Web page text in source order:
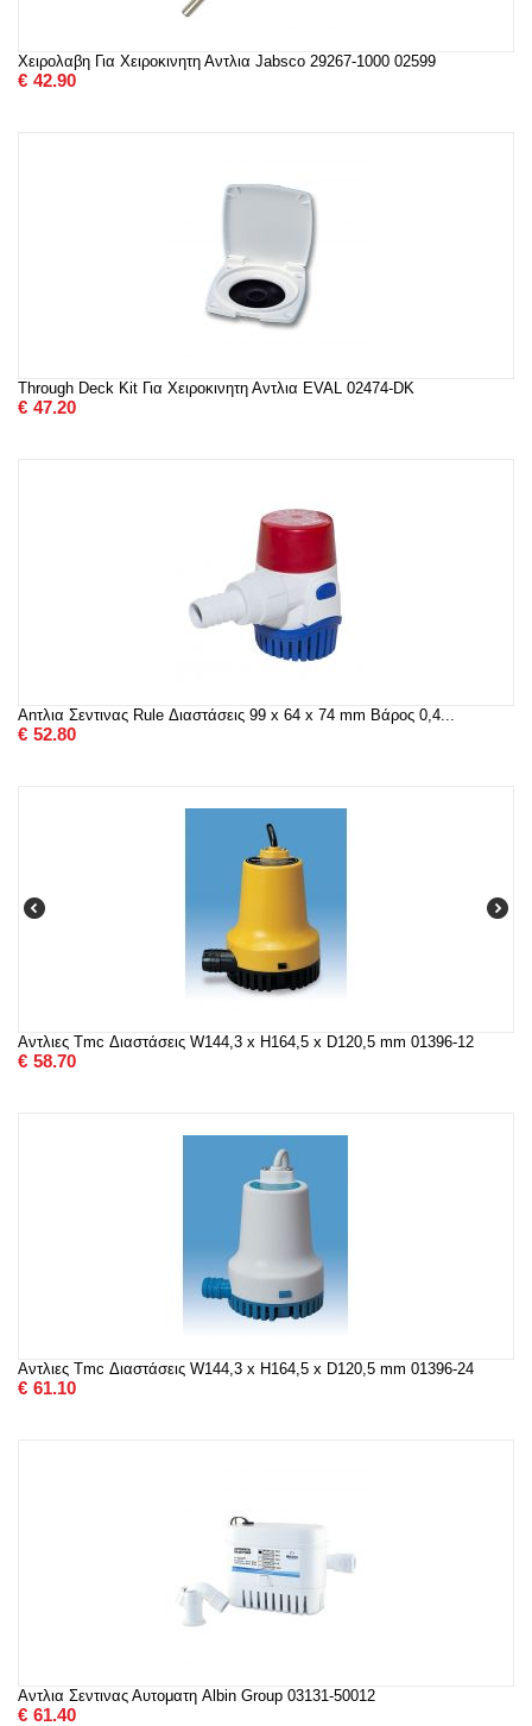
Χειρολαβη Για Χειροκινητη Αντλια Jabsco 29267-1000 02599
€ 42.90
Through Deck Kit Για Χειροκινητη Αντλια EVAL 02474-DK
€ 47.20
Anτλια Σεντινας Rule Διαστάσεις 99 x 64 x 74 mm Βάρος 0,4...
€ 52.80
Αντλιες Tmc Διαστάσεις W144,3 x H164,5 x D120,5 mm 01396-12
€ 58.70
Αντλιες Tmc Διαστάσεις W144,3 x H164,5 x D120,5 mm 01396-24
€ 61.10
Αντλια Σεντινας Αυτοματη Albin Group 03131-50012
€ 61.40